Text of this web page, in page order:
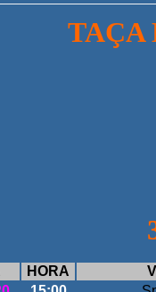
DA
HORA